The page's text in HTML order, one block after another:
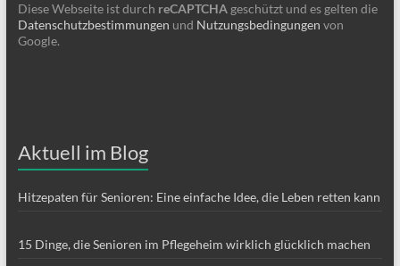
Diese Webseite ist durch reCAPTCHAgeschützt und es gelten die
Datenschutzbestimmungen und Nutzungsbedingungen von
Google.
Aktuell im Blog
Hitzepaten für Senioren: Eine einfache Idee, die Leben retten kann
15 Dinge, die Senioren im Pflegeheim wirklich glücklich machen